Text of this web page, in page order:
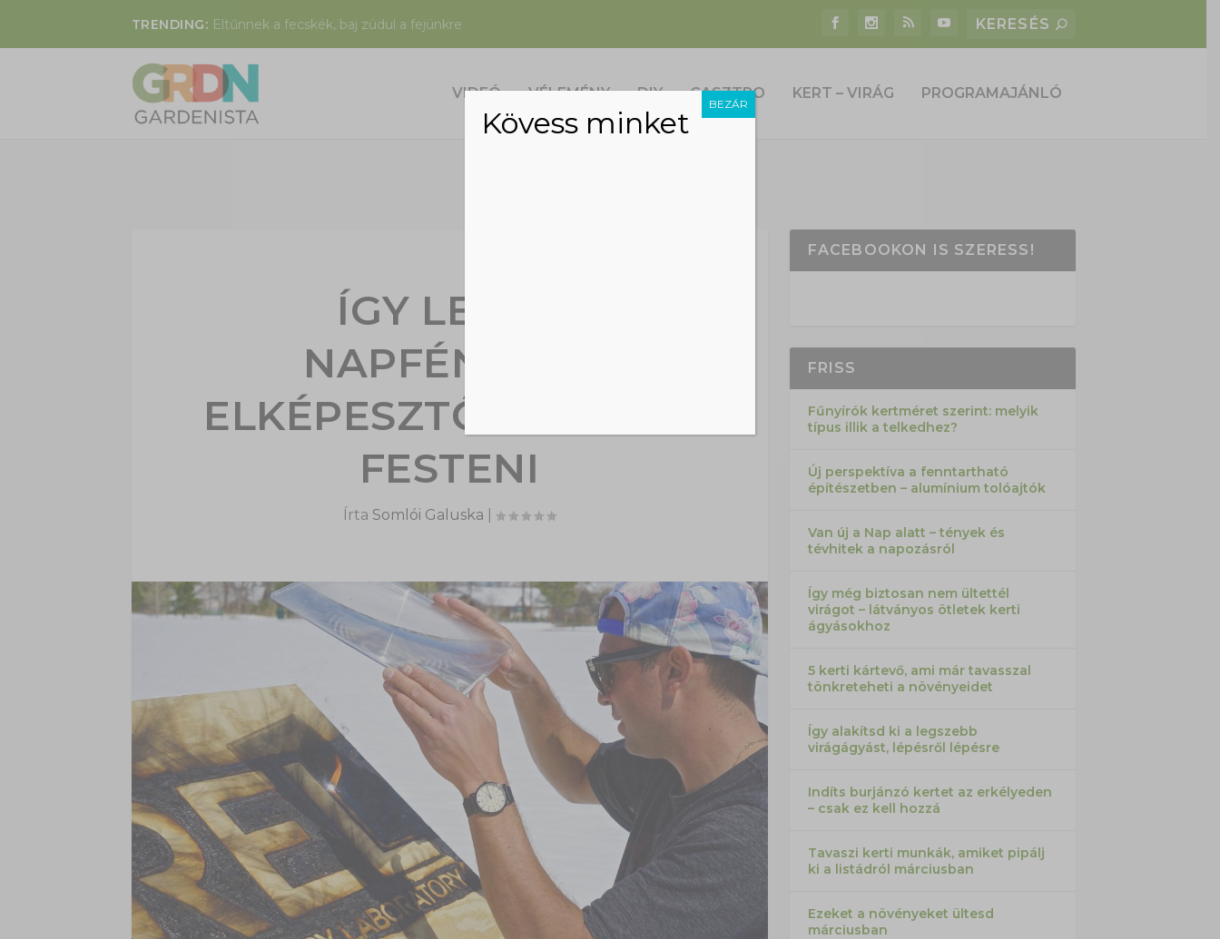
TRENDING: Eltűnnek a fecskék, baj zúdul a fejünkre
VIDEÓ VÉLEMÉNY DIY GASZTRO KERT – VIRÁG PROGRAMAJÁNLÓ
ÍGY LEHET
NAPFÉNNYEL
ELKÉPESZTŐ KÉPEKET
FESTENI
Írta Somlói Galuska
FACEBOOKON IS SZERESS!
FRISS
Fűnyírók kertméret szerint: melyik
típus illik a telkedhez?
Új perspektíva a fenntartható
építészetben – alumínium tolóajtók
Van új a Nap alatt – tények és
tévhitek a napozásról
Így még biztosan nem ültettél
virágot – látványos ötletek kerti
ágyásokhoz
5 kerti kártevő, ami már tavasszal
tönkreteheti a növényeidet
Így alakítsd ki a legszebb
virágágyást, lépésről lépésre
Indíts burjánzó kertet az erkélyeden
– csak ez kell hozzá
Tavaszi kerti munkák, amiket pipálj
ki a listádról márciusban
Ezeket a növényeket ültesd
márciusban
Kövess minket
BEZÁR